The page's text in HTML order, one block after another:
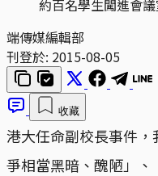
約百名學生闖進會議
端傳媒編輯部
刊登於: 2015-08-05
收藏
港大任命副校長事件
爭相當黑暗、醜陋」